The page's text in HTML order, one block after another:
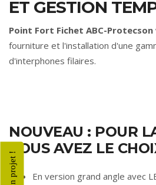
ET GESTION
Point Fort Fichet ABC-Protecson
fourniture et l'installation d'une
d'interphones filaires.
NOUVEAU : POUR
VOUS AVEZ LE
En version grand angle avec